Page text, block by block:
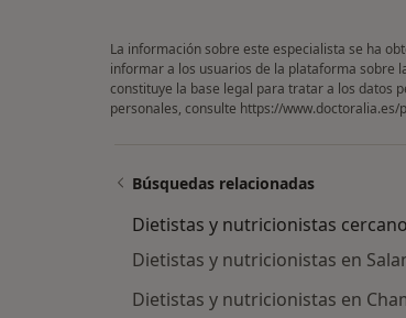
La información sobre este especialista se ha
informar a los usuarios de la plataforma sobre
constituye la base legal para tratar a los datos
personales, consulte https://www.doctoralia.es/
Búsquedas relacionadas
Dietistas y nutricionistas
Dietistas y nutricionistas en
Dietistas y nutricionistas en